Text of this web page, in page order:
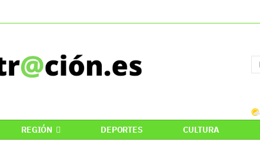
REGIÓN DEPORTES CULTURA